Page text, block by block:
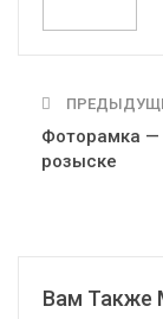
Фоторамка —
розыске
Вам Также